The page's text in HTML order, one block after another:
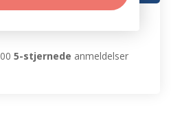
5-stjernede anmeldelser